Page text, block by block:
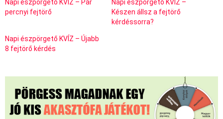
Napi észpörgető KVÍZ – Pár
percnyi fejtörő
Napi észpörgető KVÍZ –
Készen állsz a fejtörő
kérdéssorra?
Napi észpörgető KVÍZ – Újabb
8 fejtörő kérdés